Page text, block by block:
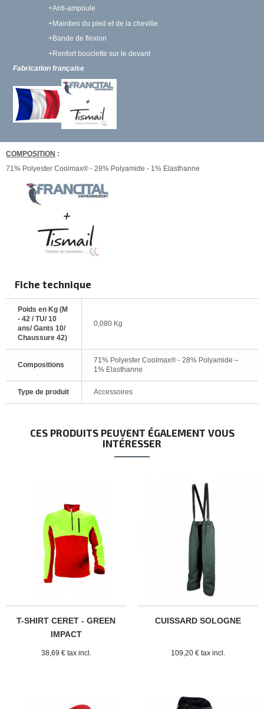
+Anti-ampoule
+Maintien du pied et de la cheville
+Bande de flexion
+Renfort bouclette sur le devant
Fabrication française
COMPOSITION :
71% Polyester Coolmax® - 28% Polyamide - 1% Elasthanne
Fiche technique
Poids en Kg (M
- 42 / TU/ 10
ans/ Gants 10/
Chaussure 42)
0,080 Kg
Compositions
71% Polyester Coolmax® - 28% Polyamide –
1% Elasthanne
Type de produit Accessoires
CES PRODUITS PEUVENT ÉGALEMENT VOUS
INTÉRESSER
T-SHIRT CERET - GREEN
IMPACT
38,69 € tax incl.
CUISSARD SOLOGNE
109,20 € tax incl.